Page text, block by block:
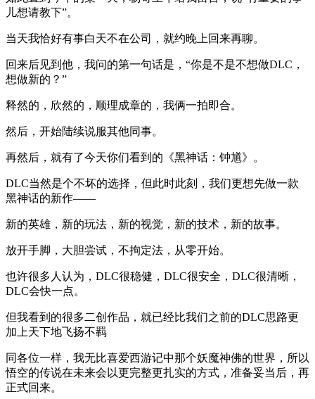
儿想请教下”。
当天我恰好有事白天不在公司，就约晚上回来再聊。
回来后见到他，我问的第一句话是，“你是不是不想做DLC，
想做新的？”
释然的，欣然的，顺理成章的，我俩一拍即合。
然后，开始陆续说服其他同事。
再然后，就有了今天你们看到的《黑神话：钟馗》。
DLC当然是个不坏的选择，但此时此刻，我们更想先做一款
黑神话的新作——
新的英雄，新的玩法，新的视觉，新的技术，新的故事。
放开手脚，大胆尝试，不拘定法，从零开始。
也许很多人认为，DLC很稳健，DLC很安全，DLC很清晰，
DLC会快一点。
但我看到的很多二创作品，就已经比我们之前的DLC思路更
加上天下地飞扬不羁
同各位一样，我无比喜爱西游记中那个妖魔神佛的世界，所以
悟空的传说在未来会以更完整更扎实的方式，准备妥当后，再
正式回来。